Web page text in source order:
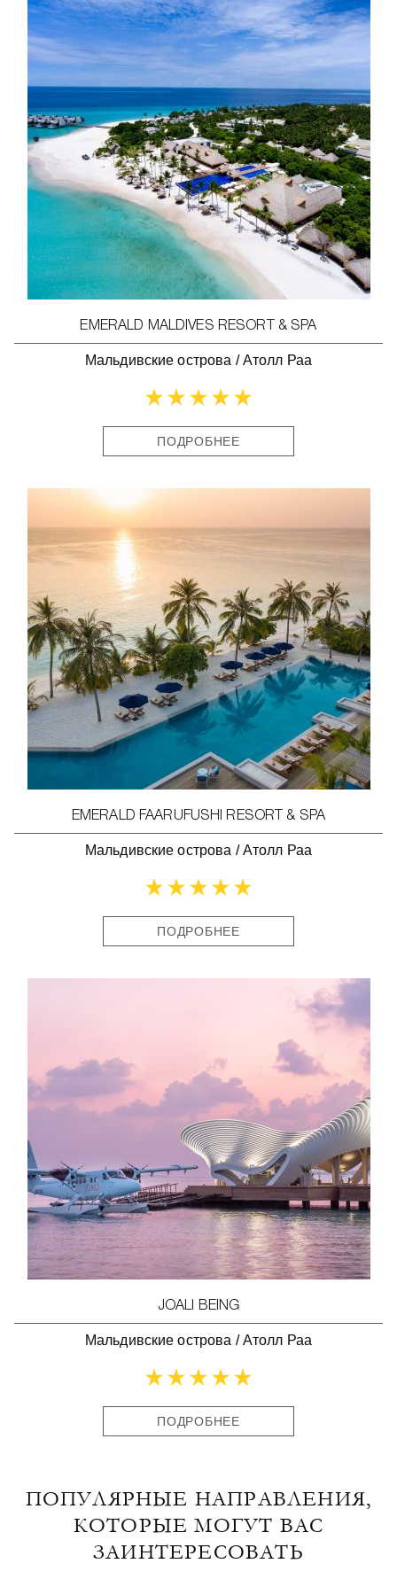
EMERALD MALDIVES RESORT & SPA
Мальдивские острова /Атолл Раа
ПОДРОБНЕЕ
EMERALD FAARUFUSHI RESORT & SPA
Мальдивские острова /Атолл Раа
ПОДРОБНЕЕ
JOALI BEING
Мальдивские острова /Атолл Раа
ПОДРОБНЕЕ
ПОПУЛЯРНЫЕ НАПРАВЛЕНИЯ,
КОТОРЫЕ МОГУТ ВАС
ЗАИНТЕРЕСОВАТЬ